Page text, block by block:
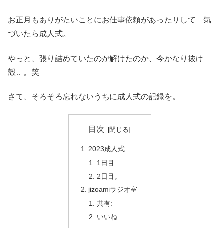
お正月もありがたいことにお仕事依頼があったりして 気
づいたら成人式。
やっと、張り詰めていたのが解けたのか、今かなり抜け
殻…。笑
さて、そろそろ忘れないうちに成人式の記録を。
目次
2023成人式
1日目
2日目。
jizoamiラジオ室
共有:
いいね: